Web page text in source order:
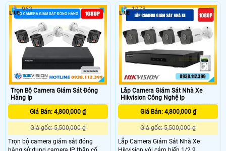
Hệ thống camera ghi hình rõ nét
ngày đêm, hỗ trợ lưu trữ và truy xuất
dữ liệu nhanh chóng, giúp cơ quan
quản lý và doanh nghiệp kiểm soát
quy trình hàng hóa hiệu quả.
Hệ thống camera ghi hình rõ nét
ngày đêm, hỗ trợ lưu trữ và truy xuất
dữ liệu nhanh chóng, giúp cơ quan
quản lý và doanh nghiệp kiểm soát
quy trình hàng hóa hiệu quả.
Trọn Bộ Camera Giám Sát Đóng
Hàng Ip
Giá Bán: 4,800,000 ₫
Giá gốc: 5,500,000 ₫
Trọn bộ camera giám sát đóng
963
Lắp Camera Giám Sát Nhà Xe
Hikvision Công Nghệ Ip
Giá Bán: 4,800,000 ₫
Giá gốc: 5,500,000 ₫
Lắp Camera Giám Sát Nhà Xe
1978